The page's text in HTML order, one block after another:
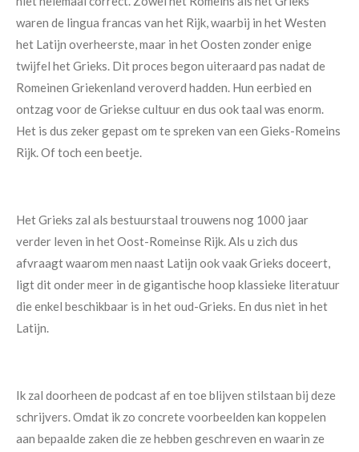
waren de lingua francas van het Rijk, waarbij in het Westen
het Latijn overheerste, maar in het Oosten zonder enige
twijfel het Grieks. Dit proces begon uiteraard pas nadat de
Romeinen Griekenland veroverd hadden. Hun eerbied en
ontzag voor de Griekse cultuur en dus ook taal was enorm.
Het is dus zeker gepast om te spreken van een Gieks-Romeins
Rijk. Of toch een beetje.
Het Grieks zal als bestuurstaal trouwens nog 1000 jaar
verder leven in het Oost-Romeinse Rijk. Als u zich dus
afvraagt waarom men naast Latijn ook vaak Grieks doceert,
ligt dit onder meer in de gigantische hoop klassieke literatuur
die enkel beschikbaar is in het oud-Grieks. En dus niet in het
Latijn.
Ik zal doorheen de podcast af en toe blijven stilstaan bij deze
schrijvers. Omdat ik zo concrete voorbeelden kan koppelen
aan bepaalde zaken die ze hebben geschreven en waarin ze